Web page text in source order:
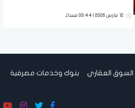
12 مارس 2026 | 03:44 مساءً
السوق العقاري بنوك وخدمات مصرفية